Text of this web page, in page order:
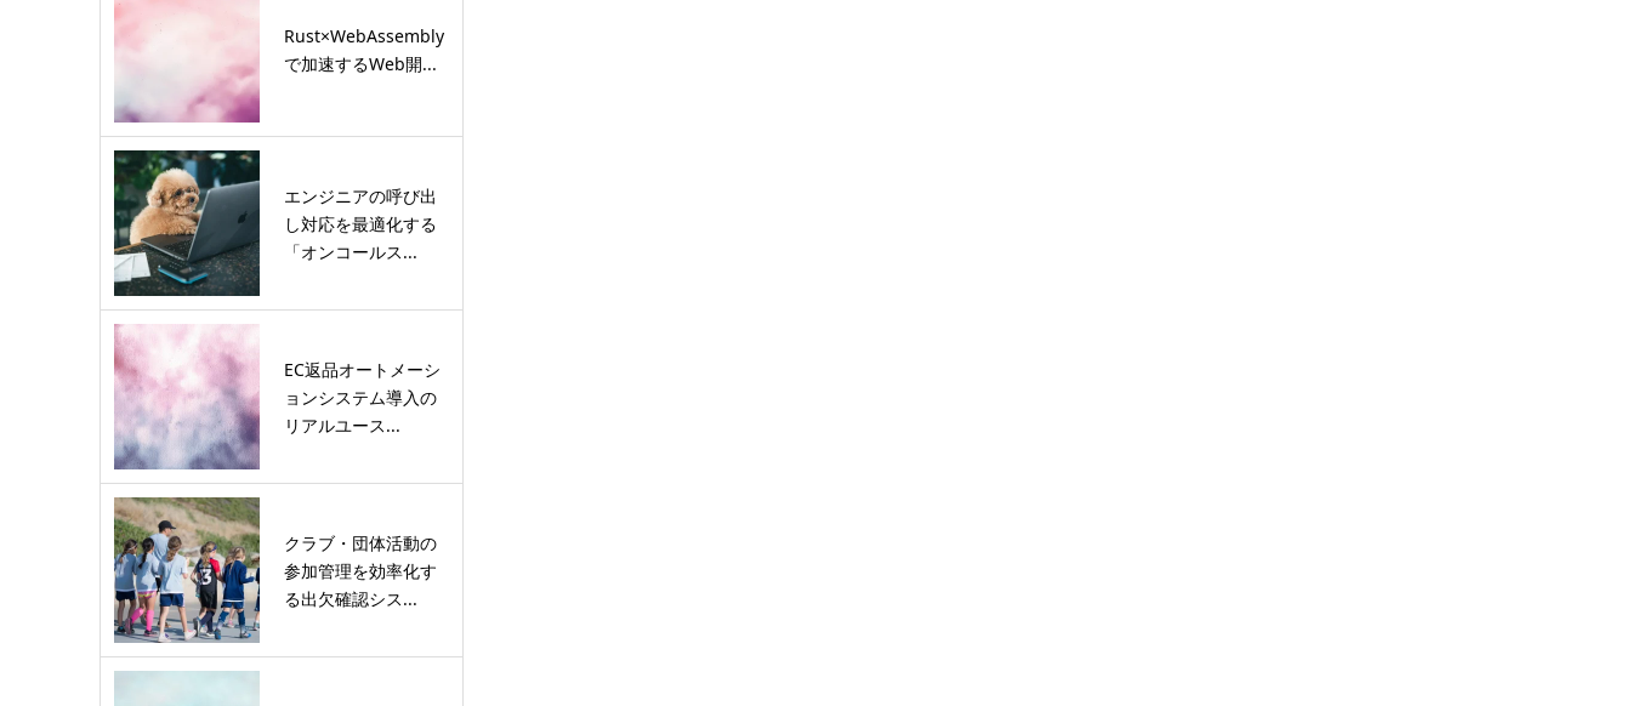
Rust×WebAssembly
で加速するWeb開...
エンジニアの呼び出
し対応を最適化する
「オンコールス...
EC返品オートメーシ
ョンシステム導入の
リアルユース...
クラブ・団体活動の
参加管理を効率化す
る出欠確認シス...